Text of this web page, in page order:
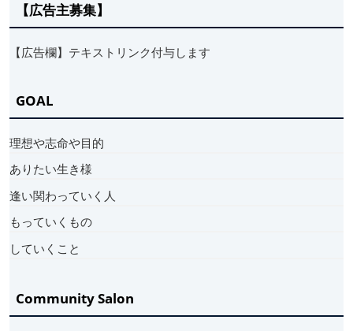
【広告主募集】
【広告欄】テキストリンク付与します
GOAL
理想や志命や目的
ありたい生き様
逢い関わっていく人
もっていくもの
していくこと
Community Salon